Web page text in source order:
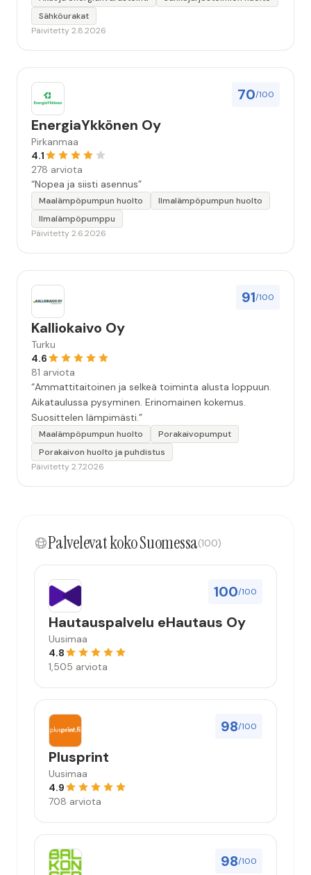
Sähköurakat
Päivitetty 2.8.2026
70/100
EnergiaYkkönen Oy
Pirkanmaa
4.1
278 arviota
“Nopea ja siisti asennus”
Maalämpöpumpun huolto
Ilmalämpöpumpun huolto
Ilmalämpöpumppu
Päivitetty 2.6.2026
91/100
Kalliokaivo Oy
Turku
4.6
81 arviota
“Ammattitaitoinen ja selkeä toiminta alusta loppuun.
Aikataulussa pysyminen. Erinomainen kokemus.
Suosittelen lämpimästi.”
Maalämpöpumpun huolto
Porakaivopumput
Porakaivon huolto ja puhdistus
Päivitetty 2.7.2026
Palvelevat koko Suomessa(100)
100/100
Hautauspalvelu eHautaus Oy
Uusimaa
4.8
1,505 arviota
98/100
Plusprint
Uusimaa
4.9
708 arviota
98/100